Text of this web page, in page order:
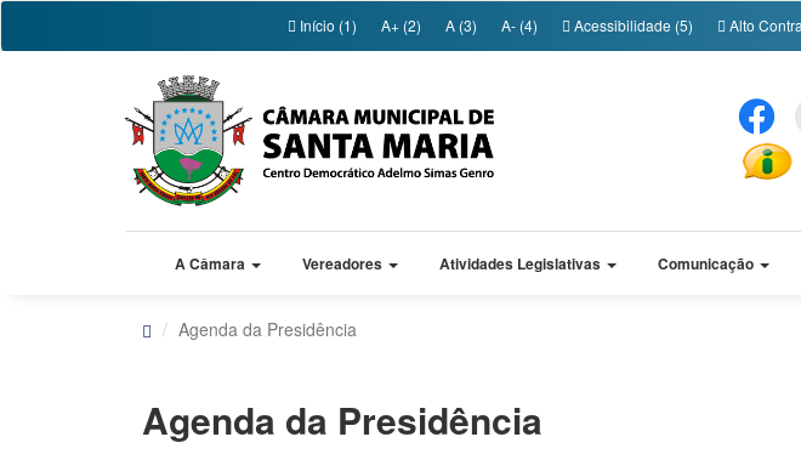
Início (1) A+ (2) A (3) A- (4) Acessibilidade (5) Alto
A Câmara Vereadores Atividades Legislativas Comunicação
Agenda da Presidência
Agenda da Presidência